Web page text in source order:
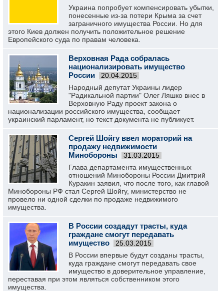
Украина попробует компенсировать убытки,
понесенные из-за потери Крыма за счет
заграничного имущества России. Но для
этого Киев должен получить положительное решение
Европейского суда по правам человека.
Верховная Рада собралась
национализировать имущество
России
20.04.2015
Народный депутат Украины лидер
"Радикальной партии" Олег Ляшко внес в
Верховную Раду проект закона о
национализации российского имущества, сообщает
украинский парламент, но текст документа не публикует.
Сергей Шойгу ввел мораторий на
продажу недвижимости
Минобороны
31.03.2015
Глава департамента имущественных
отношений Минобороны России Дмитрий
Куракин заявил, что после того, как главой
Минобороны РФ стал Сергей Шойгу, министерство не
провело ни одной сделки по продаже недвижимого
имущества.
В России создадут трасты, куда
граждане смогут передавать
имущество
25.03.2015
В России впервые будут созданы трасты,
куда граждане смогут передавать свое
имущество в доверительное управление,
переставая при этом являться собственником этого
имущества.